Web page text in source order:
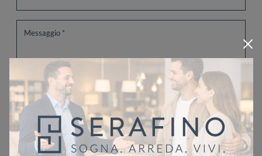
Ho letto l'informativa sullaPrivacy Policy
Invia